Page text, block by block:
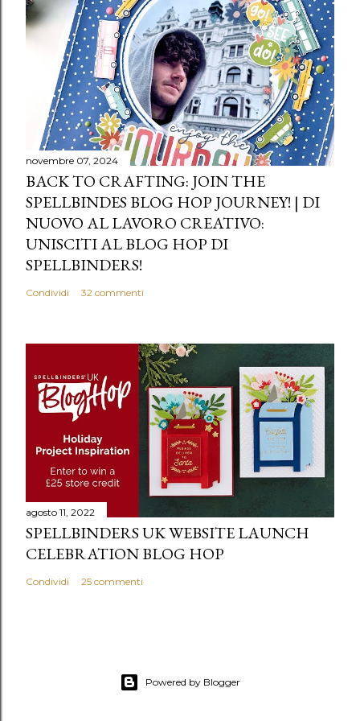
novembre 07, 2024
BACK TO CRAFTING: JOIN THE
SPELLBINDES BLOG HOP JOURNEY! | DI
NUOVO AL LAVORO CREATIVO:
UNISCITI AL BLOG HOP DI
SPELLBINDERS!
Condividi 32 commenti
agosto 11, 2022
SPELLBINDERS UK WEBSITE LAUNCH
CELEBRATION BLOG HOP
Condividi 25 commenti
Powered by Blogger